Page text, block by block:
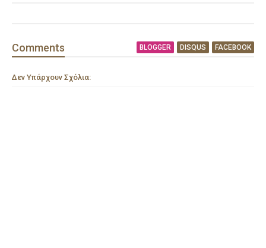
Comments BLOGGER DISQUS FACEBOOK
Δεν Υπάρχουν Σχόλια: